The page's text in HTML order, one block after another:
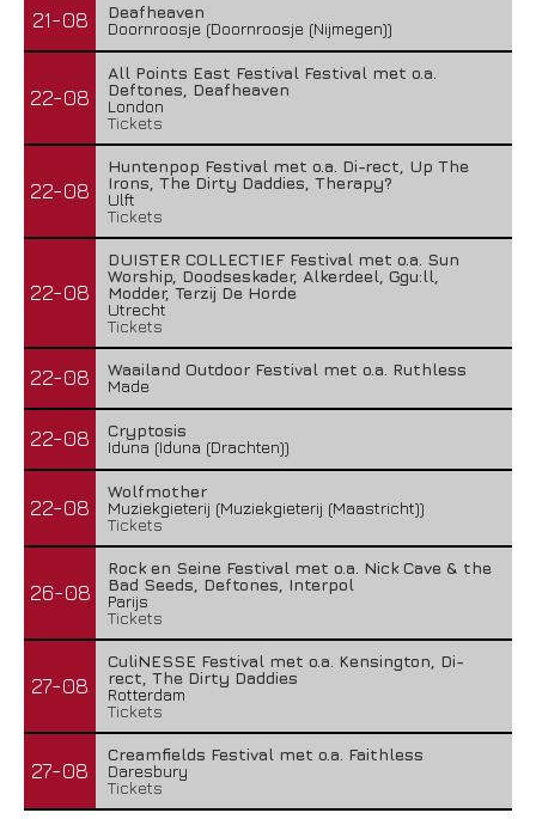
21-08
Deafheaven
Doornroosje (Doornroosje (Nijmegen))
22-08
All Points East Festival Festival met o.a.
Deftones, Deafheaven
London
Tickets
22-08
Huntenpop Festival met o.a. Di-rect, Up The
Irons, The Dirty Daddies, Therapy?
Ulft
Tickets
22-08
DUISTER COLLECTIEF Festival met o.a. Sun
Worship, Doodseskader, Alkerdeel, Ggu:ll,
Modder, Terzij De Horde
Utrecht
Tickets
22-08
Waailand Outdoor Festival met o.a. Ruthless
Made
22-08
Cryptosis
Iduna (Iduna (Drachten))
22-08
Wolfmother
Muziekgieterij (Muziekgieterij (Maastricht))
Tickets
26-08
Rock en Seine Festival met o.a. Nick Cave & the
Bad Seeds, Deftones, Interpol
Parijs
Tickets
27-08
CuliNESSE Festival met o.a. Kensington, Di-
rect, The Dirty Daddies
Rotterdam
Tickets
27-08
Creamfields Festival met o.a. Faithless
Daresbury
Tickets